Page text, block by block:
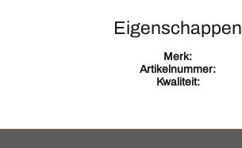
Eigenschappen
Merk:
Artikelnummer:
Kwaliteit: